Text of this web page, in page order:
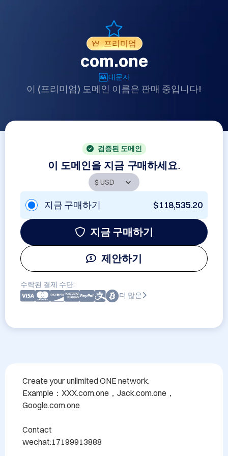
프리미엄
com.one
대문자
이 (프리미엄) 도메인 이름은 판매 중입니다!
검증된 도메인
이 도메인을 지금 구매하세요.
지금 구매하기 $118,535.20
지금 구매하기
제안하기
수락된 결제 수단:
더 많은
Create your unlimited ONE network.
Example：XXX.com.one，Jack.com.one，
Google.com.one
Contact
wechat:17199913888